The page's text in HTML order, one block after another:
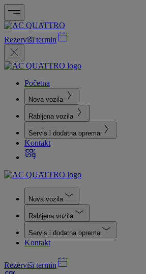
Rezerviši termin
Početna
Nova vozila
Rabljena vozila
Servis i dodatna oprema
Kontakt
Nova vozila
Rabljena vozila
Servis i dodatna oprema
Kontakt
Rezerviši termin